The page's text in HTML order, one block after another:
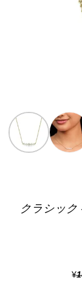
クラシック
¥